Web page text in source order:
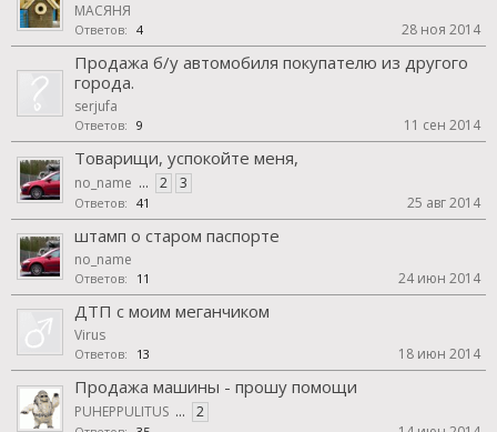
МАСЯНЯ
Ответов: 4 28 ноя 2014
Продажа б/у автомобиля покупателю из другого
города.
serjufa
Ответов: 9 11 сен 2014
Товарищи, успокойте меня,
no_name ... 2 3
Ответов: 41 25 авг 2014
штамп о старом паспорте
no_name
Ответов: 11 24 июн 2014
ДТП с моим меганчиком
Virus
Ответов: 13 18 июн 2014
Продажа машины - прошу помощи
PUHEPPULITUS ... 2